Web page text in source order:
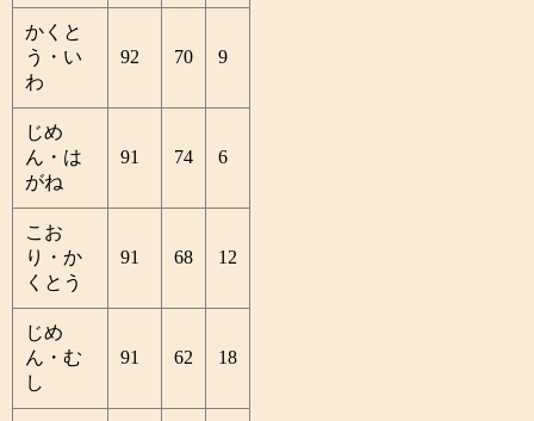
かくと
う・い
わ
92 70 9
じめ
ん・は
がね
91 74 6
こお
り・か
くとう
91 68 12
じめ
ん・む
し
91 62 18